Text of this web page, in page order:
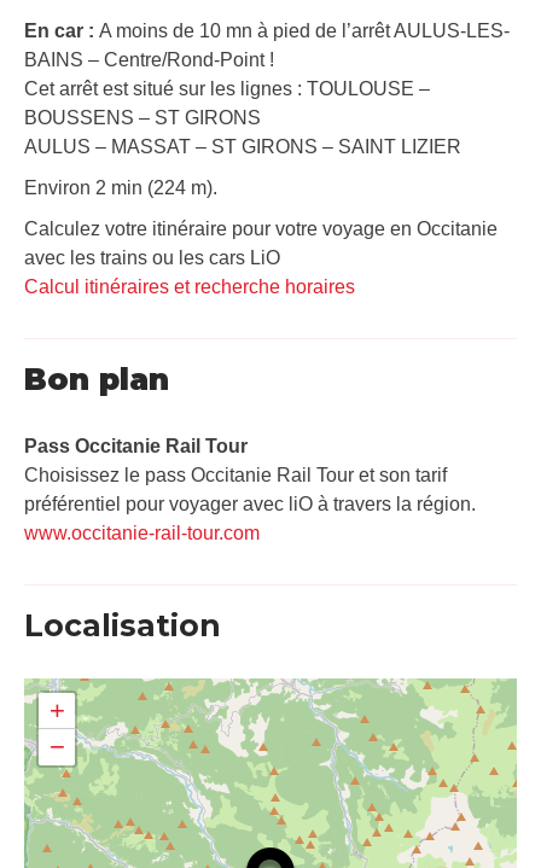
En car : A moins de 10 mn à pied de l’arrêt AULUS-LES-
BAINS – Centre/Rond-Point !
Cet arrêt est situé sur les lignes : TOULOUSE –
BOUSSENS – ST GIRONS
AULUS – MASSAT – ST GIRONS – SAINT LIZIER
Environ 2 min (224 m).
Calculez votre itinéraire pour votre voyage en Occitanie
avec les trains ou les cars LiO
Calcul itinéraires et recherche horaires
Bon plan
Pass Occitanie Rail Tour​
Choisissez le pass Occitanie Rail Tour et son tarif
préférentiel pour voyager avec liO à travers la région.
www.occitanie-rail-tour.com
Localisation
+
−